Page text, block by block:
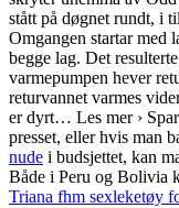
stått på døgnet rundt, i
Omgangen startar med
begge lag. Det
varmepumpen hever
returvannet varmes
er dyrt… Les mer ›
presset, eller hvis man
nude i budsjettet, kan
Både i Peru og Bolivia
Triana fhm sexleketøy